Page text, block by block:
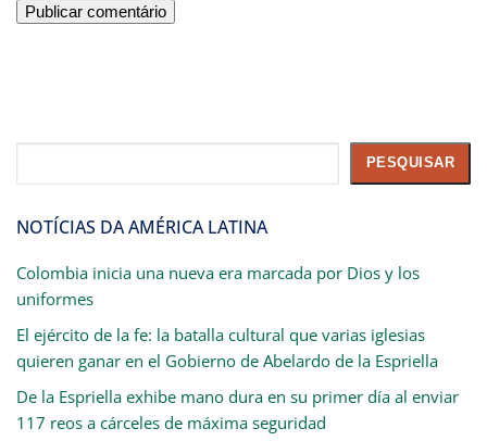
PESQUISAR
NOTÍCIAS DA AMÉRICA LATINA
Colombia inicia una nueva era marcada por Dios y los
uniformes
El ejército de la fe: la batalla cultural que varias iglesias
quieren ganar en el Gobierno de Abelardo de la Espriella
De la Espriella exhibe mano dura en su primer día al enviar
117 reos a cárceles de máxima seguridad